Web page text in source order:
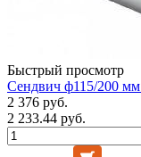
Быстрый просмотр
Сендвич ф115/200
2 376 руб.
2 233.44 руб.